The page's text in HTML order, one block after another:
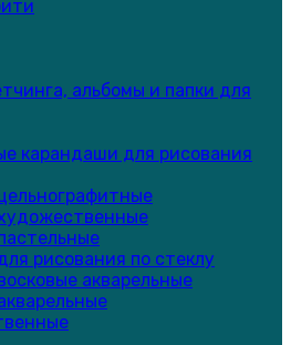
альбомы и папки для
карандаши для рисования
рисования по стеклу
акварельные